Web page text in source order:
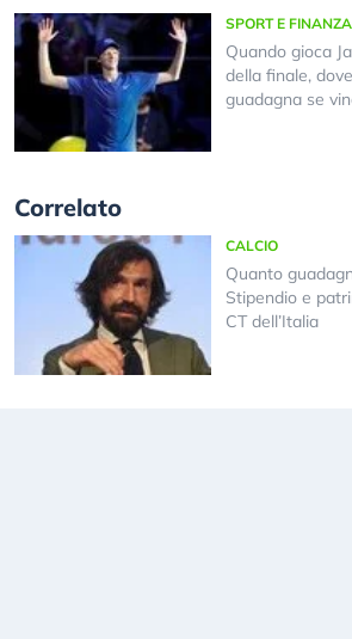
SPORT E FINANZA
Quando gioca
della finale,
guadagna se
Correlato
CALCIO
Quanto
Stipendio e
CT dell’Italia